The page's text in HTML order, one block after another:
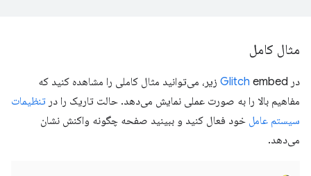
مثال کامل
در Glitch embed زیر، می‌توانید مثال کاملی را مشاهده کنید که
مفاهیم بالا را به صورت عملی نمایش می‌دهد. حالت تاریک را در تنظیمات
سیستم عامل خود فعال کنید و ببینید صفحه چگونه واکنش نشان
می‌دهد.